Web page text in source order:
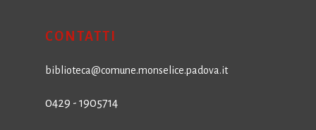
CONTATTI
biblioteca@comune.monselice.padova.it
0429 - 1905714